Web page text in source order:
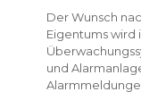
Der Wunsch
Eigentums wird
und